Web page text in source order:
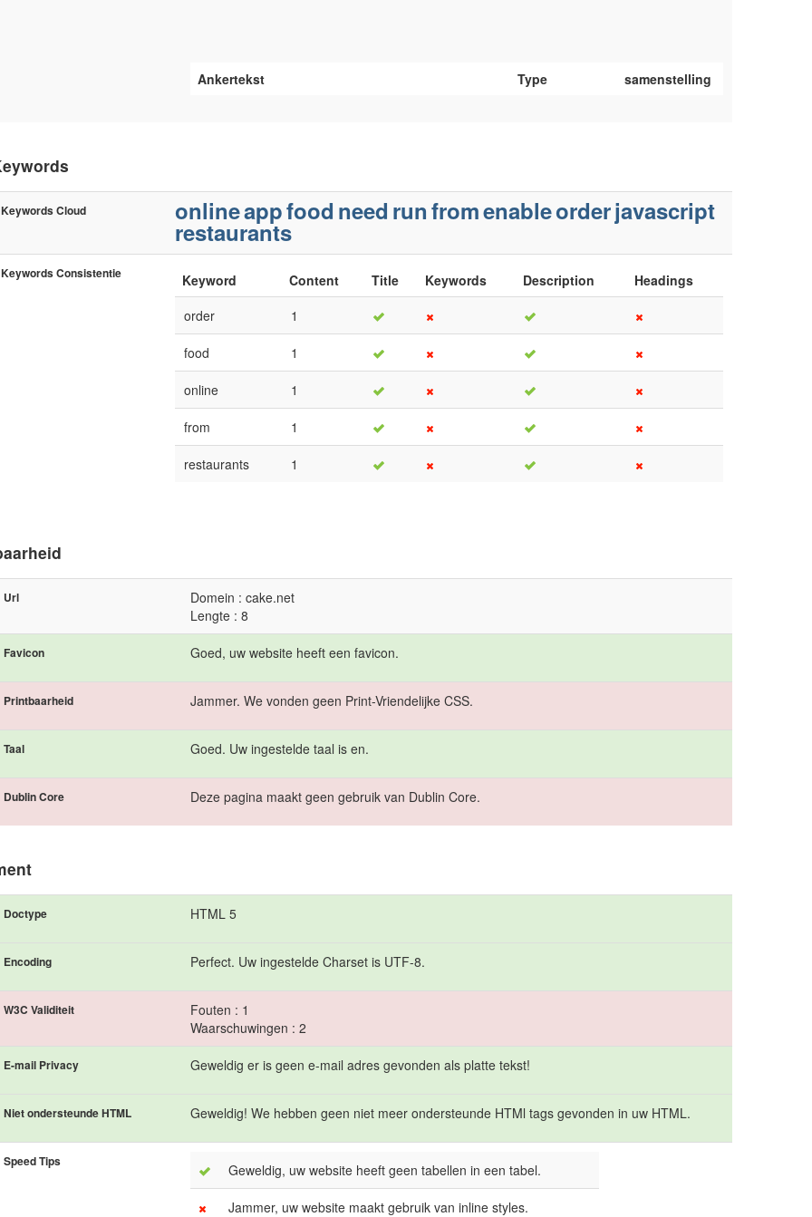
Ankertekst Type samenstelling
Keywords Cloud onlineappfood need runfromenableorderjavascript
restaurants
Keywords Consistentie Keyword Content Title Keywords Description
Headings
order
1
food 1
online 1
from 1
restaurants 1
Url
Domein : cake.net
Lengte : 8
Favicon Goed, uw website heeft een favicon.
Printbaarheid Jammer. We vonden geen Print-Vriendelijke CSS.
Taal Goed. Uw ingestelde taal is en.
Dublin Core Deze pagina maakt geen gebruik van Dublin Core.
Doctype HTML 5
Encoding Perfect. Uw ingestelde Charset is UTF-8.
W3C Validiteit
Fouten : 1
Waarschuwingen : 2
E-mail Privacy Geweldig er is geen e-mail adres gevonden als platte tekst!
Niet ondersteunde HTML Geweldig! We hebben geen niet meer ondersteunde HTMl tags gevonden in uw HTML.
Speed Tips Geweldig, uw website heeft geen tabellen in een tabel.
Jammer, uw website maakt gebruik van inline styles.